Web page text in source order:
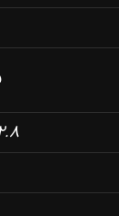
2.8 اینچی رنگی